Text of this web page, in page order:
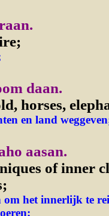
daan.
horses,
en land
aasan.
of inner
het innerlijk te